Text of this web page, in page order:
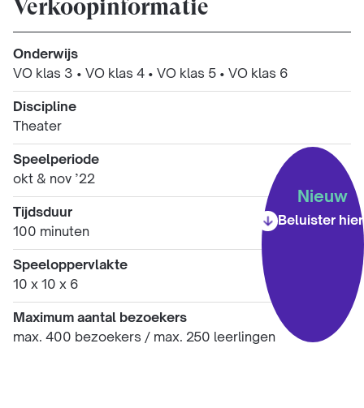
Verkoopinformatie
Onderwijs
VO klas 3 • VO klas 4 • VO klas 5 • VO klas 6
Discipline
Theater
Speelperiode
okt & nov ’22
Tijdsduur
100 minuten
Speeloppervlakte
10 x 10 x 6
Maximum aantal bezoekers
max. 400 bezoekers / max. 250 leerlingen
Nieuw
Beluister hier